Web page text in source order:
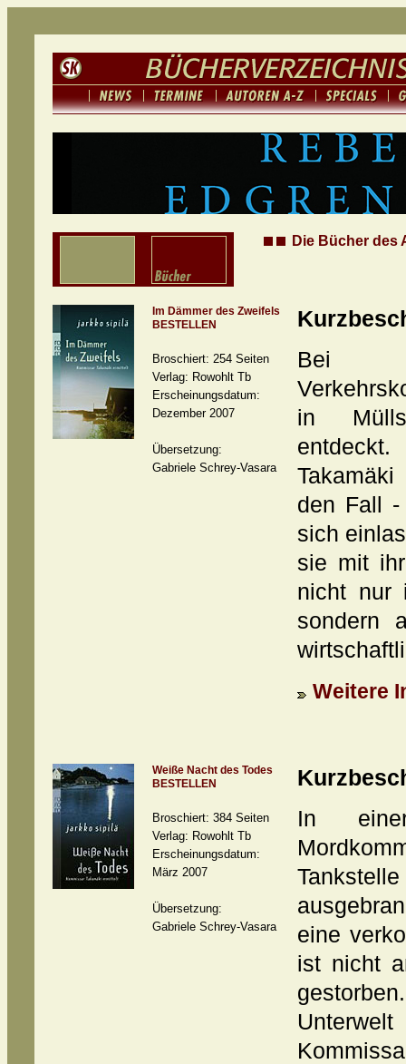
Die Bücher des
Im Dämmer des Zweifels
BESTELLEN
Broschiert: 254 Seiten
Verlag: Rowohlt Tb
Erscheinungsdatum:
Dezember 2007
Übersetzung:
Gabriele Schrey-Vasara
Bei
in
den Fall
sich
sie mit
nicht nur
sondern
Weitere
Weiße Nacht des Todes
BESTELLEN
Broschiert: 384 Seiten
Verlag: Rowohlt Tb
Erscheinungsdatum:
März 2007
Übersetzung:
Gabriele Schrey-Vasara
In
eine
ist nicht